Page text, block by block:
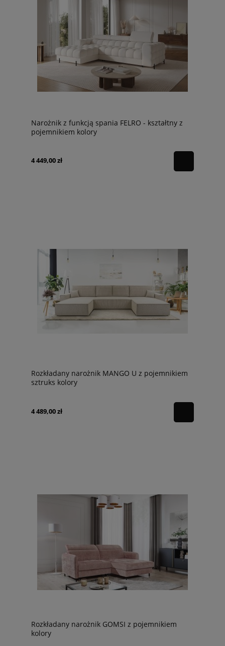
Narożnik z funkcją spania FELRO - kształtny z
pojemnikiem kolory
4 449,00 zł
Rozkładany narożnik MANGO U z pojemnikiem
sztruks kolory
4 489,00 zł
Rozkładany narożnik GOMSI z pojemnikiem
kolory